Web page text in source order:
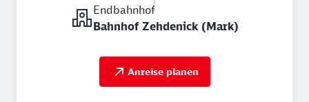
Endbahnhof
Bahnhof Zehdenick (Mark)
Anreise planen